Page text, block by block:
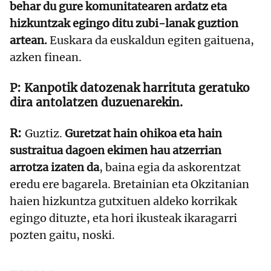
behar du gure komunitatearen ardatz eta
hizkuntzak egingo ditu zubi-lanak guztion
artean.Euskara da euskaldun egiten gaituena,
azken finean.
Kanpotik datozenak harrituta geratuko
dira antolatzen duzuenarekin.
Guztiz. Guretzat hain ohikoa eta hain
sustraitua dagoen ekimen hau atzerrian
arrotza izaten da, baina egia da askorentzat
eredu ere bagarela. Bretainian eta Okzitanian
haien hizkuntza gutxituen aldeko korrikak
egingo dituzte, eta hori ikusteak ikaragarri
pozten gaitu, noski.